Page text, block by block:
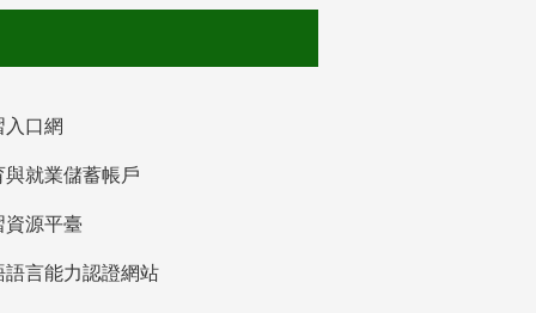
入口網
與就業儲蓄帳戶
資源平臺
語言能力認證網站